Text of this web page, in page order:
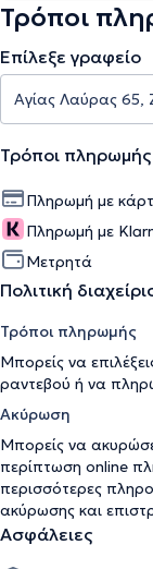
Τρόποι
Επίλεξε γραφείο
Τρόποι πληρωμής
Πληρωμή με
Πληρωμή με
Μετρητά
Πολιτική
Τρόποι πληρωμής
Μπορείς να
ραντεβού ή να
Ακύρωση
Μπορείς να
περίπτωση online
περισσότερες
ακύρωσης και
Ασφάλειες